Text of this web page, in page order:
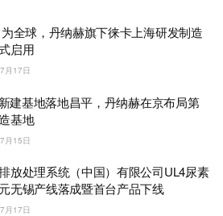
全球，丹纳赫旗下徕卡上海研发制造
启用
月17日
建基地落地昌平，丹纳赫在京布局第
基地
月15日
放处理系统（中国）有限公司UL4尿素
无锡产线落成暨首台产品下线
月17日